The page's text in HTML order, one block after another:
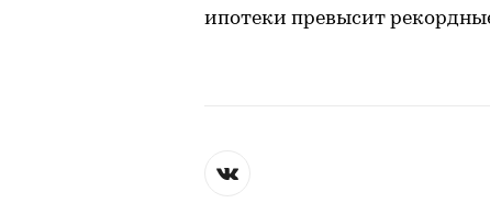
ипотеки превысит